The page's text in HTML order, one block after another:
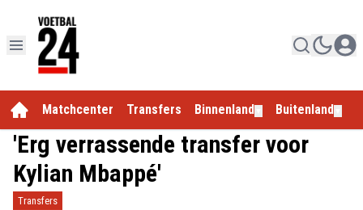
Matchcenter Transfers Binnenland Buitenland
'Erg verrassende transfer voor
Kylian Mbappé'
Transfers